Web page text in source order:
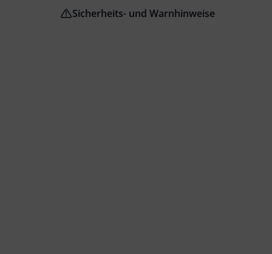
Sicherheits- und Warnhinweise